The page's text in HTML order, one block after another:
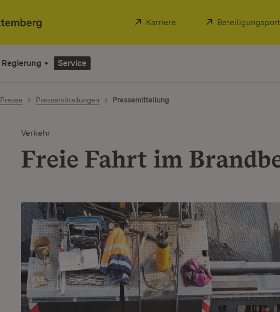
Extern:
Karriere (Öffnet in neuem Fenster)
Extern:
Regierung Service
Presse Pressemitteilungen Pressemitteilung
Verkehr
Freie Fahrt im